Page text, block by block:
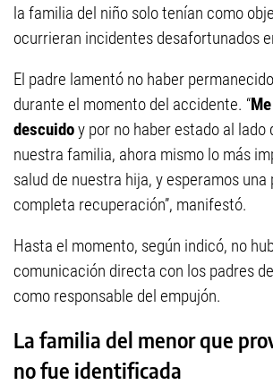
la familia del niño solo tenían como
ocurrieran incidentes desafortunados
El padre lamentó no haber
durante el momento del accidente. “
descuidoy por no haber estado al lado
nuestra familia, ahora mismo lo más
salud de nuestra hija, y esperamos una
completa recuperación”, manifestó.
Hasta el momento, según indicó, no
comunicación directa con los padres
como responsable del empujón.
La familia del menor que
no fue identificada